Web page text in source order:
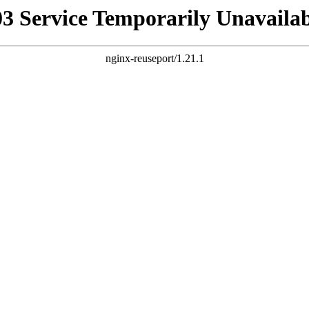
Service Temporarily
nginx-reuseport/1.21.1